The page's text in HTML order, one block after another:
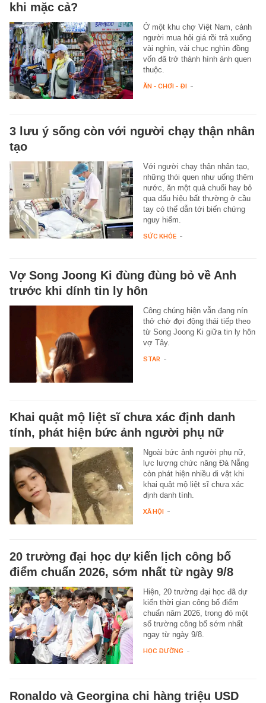
khi mặc cả?
Ở một khu chợ Việt Nam, cảnh
người mua hỏi giá rồi trả xuống
vài nghìn, vài chục nghìn đồng
vốn đã trở thành hình ảnh quen
thuộc.
ĂN - CHƠI - ĐI -
3 lưu ý sống còn với người chạy thận nhân
tạo
Với người chạy thận nhân tạo,
những thói quen như uống thêm
nước, ăn một quả chuối hay bỏ
qua dấu hiệu bất thường ở cầu
tay có thể dẫn tới biến chứng
nguy hiểm.
SỨC KHỎE -
Vợ Song Joong Ki đùng đùng bỏ về Anh
trước khi dính tin ly hôn
Công chúng hiện vẫn đang nín
thở chờ đợi động thái tiếp theo
từ Song Joong Ki giữa tin ly hôn
vợ Tây.
STAR -
Khai quật mộ liệt sĩ chưa xác định danh
tính, phát hiện bức ảnh người phụ nữ
Ngoài bức ảnh người phụ nữ,
lực lượng chức năng Đà Nẵng
còn phát hiện nhiều di vật khi
khai quật mộ liệt sĩ chưa xác
định danh tính.
XÃ HỘI -
20 trường đại học dự kiến lịch công bố
điểm chuẩn 2026, sớm nhất từ ngày 9/8
Hiện, 20 trường đại học đã dự
kiến thời gian công bố điểm
chuẩn năm 2026, trong đó một
số trường công bố sớm nhất
ngay từ ngày 9/8.
HỌC ĐƯỜNG -
Ronaldo và Georgina chi hàng triệu USD